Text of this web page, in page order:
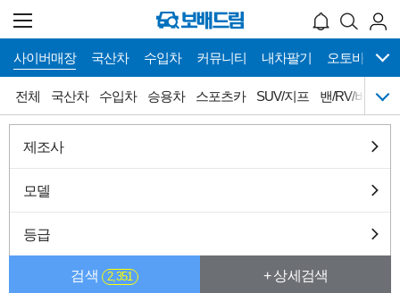
사이버매장 국산차 수입차 커뮤니티 내차팔기 오토바이
메
뉴
네
이
션
전체 국산차 수입차 승용차 스포츠카 SUV/지프 밴/RV/버스
사이버매장 바로가기
전체
스포츠카
캠핑카
희귀차
오토갤러리
제조사
모델
등급
검색 2,351 + 상세검색